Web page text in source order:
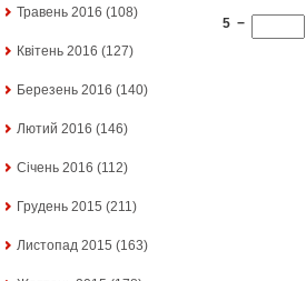
Травень 2016 (108)
Квітень 2016 (127)
Березень 2016 (140)
Лютий 2016 (146)
Січень 2016 (112)
Грудень 2015 (211)
Листопад 2015 (163)
5 −